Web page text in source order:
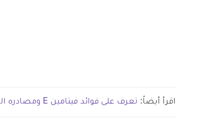
اقرأ أيضاً: تعرف على فوائد فيتامين E ومصادره الغذائية